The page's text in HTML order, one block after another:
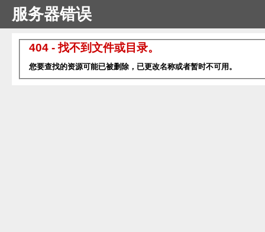
服务器错误
404 - 找不到文件或目录。
您要查找的资源可能已被删除，已更改名称或者暂时不可用。